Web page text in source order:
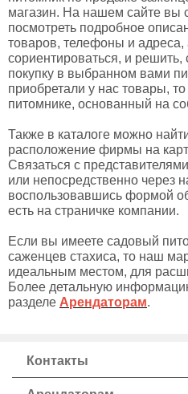
магазин. На нашем сайте вы
посмотреть подробное
товаров, телефоны и адреса,
сориентироваться, и решить,
покупку в выбранном вами
приобретали у нас товары,
питомнике, основанный на
Также в каталоге можно
расположение фирмы на
Связаться с
или непосредственно через
воспользовавшись формой
есть на страничке компании.
Если вы имеете садовый
саженцев стахиса, то наш
идеальным местом, для
Более детальную
разделе Арендаторам.
Контакты